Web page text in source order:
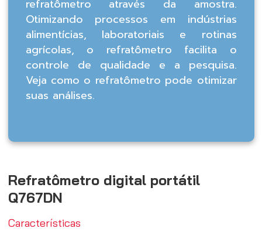
refratômetro através da amostra.
Otimizando processos em indústrias
alimentícias, laboratoriais e rotinas
agrícolas, o refratômetro facilita o
controle de qualidade e a pesquisa.
Veja como o refratômetro pode otimizar
suas análises.
Refratômetro digital portátil
Q767DN
Características